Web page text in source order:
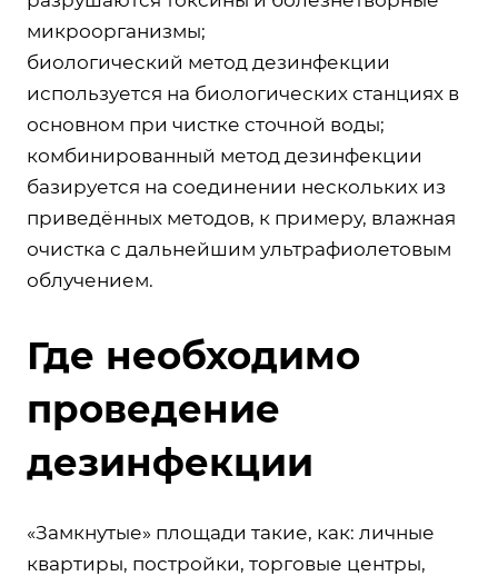
микроорганизмы;
биологический метод дезинфекции
используется на биологических станциях в
основном при чистке сточной воды;
комбинированный метод дезинфекции
базируется на соединении нескольких из
приведённых методов, к примеру, влажная
очистка с дальнейшим ультрафиолетовым
облучением.
Где необходимо
проведение
дезинфекции
«Замкнутые» площади такие, как: личные
квартиры, постройки, торговые центры,